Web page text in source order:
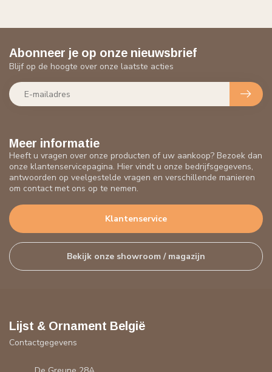
Meer informatie
Heeft u vragen over onze producten of uw aankoop? Bezoek dan
onze klantenservicepagina. Hier vindt u onze bedrijfsgegevens,
antwoorden op veelgestelde vragen en verschillende manieren
om contact met ons op te nemen.
Klantenservice
Bekijk onze showroom / magazijn
Abonneer je op onze nieuwsbrief
Blijf op de hoogte over onze laatste acties
Lijst & Ornament België
Contactgegevens